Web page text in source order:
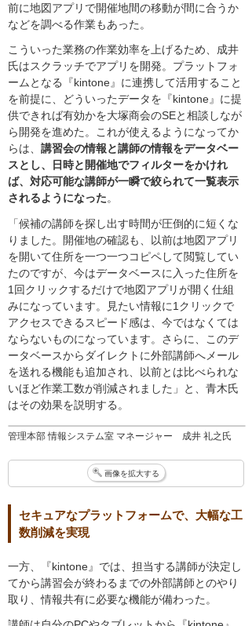
管理本部 情報システム室 マネージャー 成井 礼之氏
前に地図アプリで開催地間の移動が間に合うか
などを調べる作業もあった。
こういった業務の作業効率を上げるため、成井
氏はスクラッチでアプリを開発。プラットフォ
ームとなる『kintone』に連携して活用すること
を前提に、どういったデータを『kintone』に提
供できれば有効かを大塚商会のSEと相談しなが
ら開発を進めた。これが使えるようになってか
らは、 講習会の情報と講師の情報をデータベー
スとし、日時と開催地でフィルターをかけれ
ば、対応可能な講師が一瞬で絞られて一覧表示
されるようになった。
「候補の講師を探し出す時間が圧倒的に短くな
りました。開催地の確認も、以前は地図アプリ
を開いて住所を一つ一つコピペして閲覧してい
たのですが、今はデータベースに入った住所を
1回クリックするだけで地図アプリが開く仕組
みになっています。見たい情報に1クリックで
アクセスできるスピード感は、今ではなくては
ならないものになっています。さらに、このデ
ータベースからダイレクトに外部講師へメール
を送れる機能も追加され、以前とは比べられな
いほど作業工数が削減されました」と、青木氏
はその効果を説明する。
画像を拡大する
セキュアなプラットフォームで、大幅な工
数削減を実現
一方、『kintone』では、担当する講師が決定し
てから講習会が終わるまでの外部講師とのやり
取り、情報共有に必要な機能が備わった。